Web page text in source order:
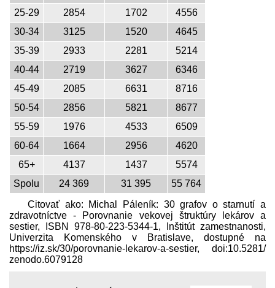
25-29
2854 1702
4556
30-34
3125 1520
4645
35-39
2933 2281
5214
40-44
2719 3627
6346
45-49
2085 6631
8716
50-54
2856 5821
8677
55-59
1976 4533
6509
60-64
1664 2956
4620
65+
4137 1437
5574
Spolu
24 369 31 395
55 764
Citovať ako: Michal Páleník: 30 grafov o starnutí a
zdravotníctve - Porovnanie vekovej štruktúry lekárov a
sestier, ISBN 978-80-223-5344-1, Inštitút zamestnanosti,
Univerzita Komenského v Bratislave, dostupné na
https://iz.sk/​30/porovnanie-lekarov-a-sestier, doi:10.5281/​
zenodo.6079128